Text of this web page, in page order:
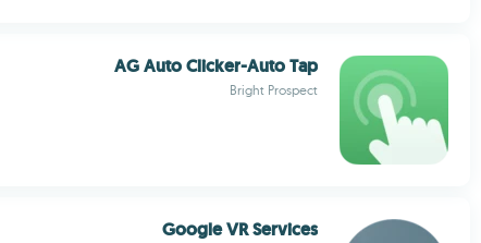
AG Auto Clicker-Auto Tap
Bright Prospect
Google VR Services